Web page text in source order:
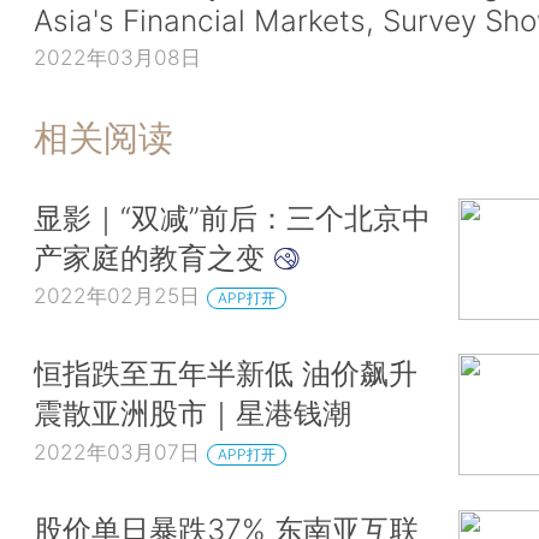
Asia's Financial Markets, Survey
2022年03月08日
相关阅读
显影｜“双减”前后：三个北京中
产家庭的教育之变
2022年02月25日 APP打开
恒指跌至五年半新低 油价飙升
震散亚洲股市｜星港钱潮
2022年03月07日 APP打开
股价单日暴跌37% 东南亚互联